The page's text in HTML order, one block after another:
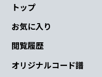
トップ
お気に入り
閲覧履歴
オリジナルコード譜